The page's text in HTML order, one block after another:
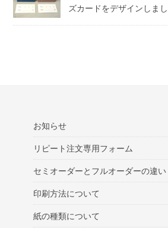
ズカードをデザインしま
お知らせ
リピート注文専用フォーム
セミオーダーとフルオーダーの違い
印刷方法について
紙の種類について